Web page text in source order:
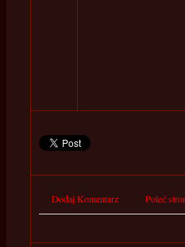
Dodaj Komentarz Poleć